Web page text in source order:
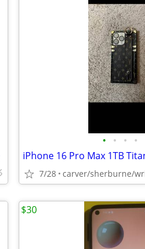
• • • •
iPhone 16 Pro Max 1TB
7/28 carver/sherburne/
$30